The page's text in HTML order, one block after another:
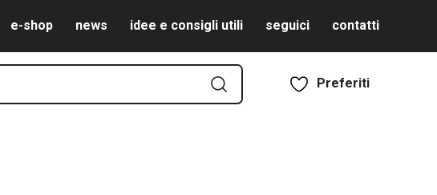
e-shop news idee e consigli utili seguici contatti
Preferiti